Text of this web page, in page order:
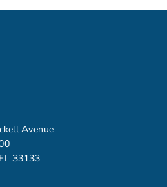
Avenue
33133